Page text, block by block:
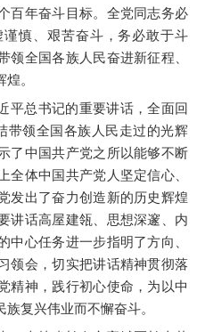
百年奋斗目标。全党同志务必
慎、艰苦奋斗，务必敢于斗
领全国各族人民奋进新征程、
。
平总书记的重要讲话，全面回
带领全国各族人民走过的光辉
了中国共产党之所以能够不断
全体中国共产党人坚定信心、
发出了奋力创造新的历史辉煌
讲话高屋建瓴、思想深邃、内
中心任务进一步指明了方向、
领会，切实把讲话精神贯彻落
精神，践行初心使命，为以中
复兴伟业而不懈奋斗。